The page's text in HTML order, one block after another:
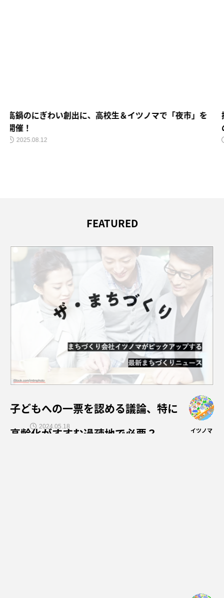
提案で終わらせず中学生が本気で実現、商店街で22万円
の売上を稼いだ「みちくさ市」
2024.10.27
FEATURED
子どもへの一票を認める議論、特に
高齢化がすすむ過疎地で必要？
イツノマ
2024.05.18